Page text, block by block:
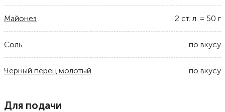
Майонез 2 ст. л. = 50 г
Соль по вкусу
Черный перец молотый по вкусу
Для подачи